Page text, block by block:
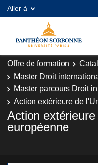
Aller à
Offre de formation
Master Droit
Master parcours Droit
Action extérieure de
Action
européenne